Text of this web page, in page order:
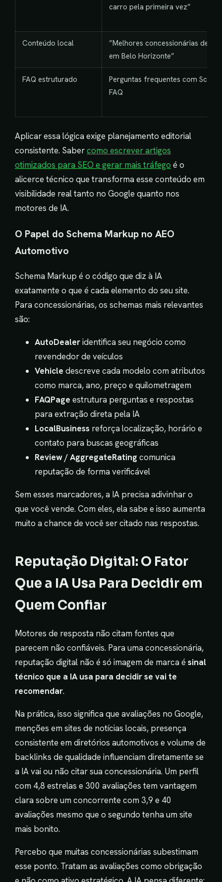
carro pela primeira vez”
Conteúdo local
”Melhores concessionárias de
em Belo Horizonte”
FAQ estruturado
Perguntas frequentes com
FAQ
Aplicar essa lógica exige planejamento editorial
consistente. Sabercomo escrever artigos
otimizados para SEO e gerar mais tráfego é o
alicerce técnico que transforma esse conteúdo em
visibilidade real tanto no Google quanto nos
motores de IA.
O Papel do Schema Markup no AEO
Automotivo
Schema Markup é o código que diz à IA
exatamente o que é cada elemento do seu site.
Para concessionárias, os schemas mais relevantes
são:
AutoDealeridentifica seu negócio como
revendedor de veículos
Vehicle descreve cada modelo com atributos
como marca, ano, preço e quilometragem
FAQPage estrutura perguntas e respostas
para extração direta pela IA
LocalBusiness reforça localização, horário e
contato para buscas geográficas
Review / AggregateRating comunica
reputação de forma verificável
Sem esses marcadores, a IA precisa adivinhar o
que você vende. Com eles, ela sabe e isso aumenta
muito a chance de você ser citado nas respostas.
Reputação Digital: O Fator
Que a IA Usa Para Decidir em
Quem Confiar
Motores de resposta não citam fontes que
parecem não confiáveis. Para uma concessionária,
reputação digital não é só imagem de marca é sinal
técnico que a IA usa para decidir se vai te
recomendar.
Na prática, isso significa que avaliações no Google,
menções em sites de notícias locais, presença
consistente em diretórios automotivos e volume de
backlinks de qualidade influenciam diretamente se
a IA vai ou não citar sua concessionária. Um perfil
com 4,8 estrelas e 300 avaliações tem vantagem
clara sobre um concorrente com 3,9 e 40
avaliações mesmo que o segundo tenha um site
mais bonito.
Percebo que muitas concessionárias subestimam
esse ponto. Tratam as avaliações como obrigação